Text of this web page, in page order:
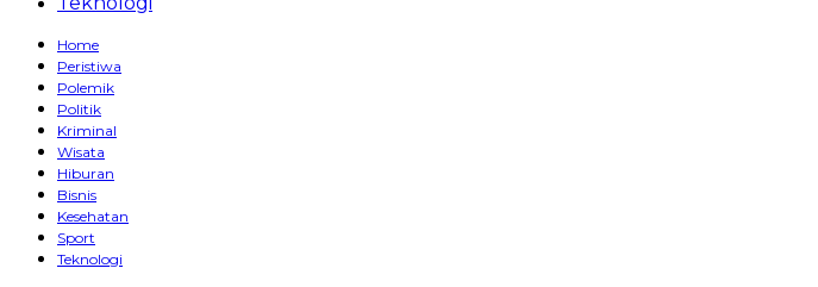
Home
Peristiwa
Polemik
Politik
Kriminal
Wisata
Hiburan
Bisnis
Kesehatan
Sport
Teknologi